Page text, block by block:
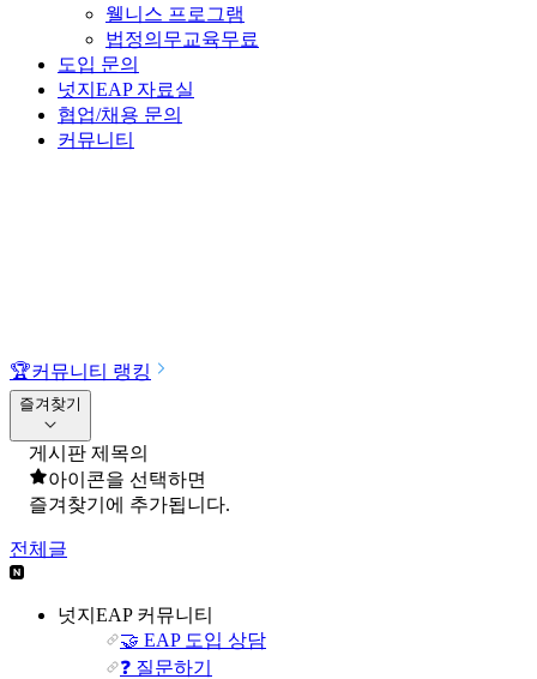
웰니스 프로그램
법정의무교육무료
도입 문의
넛지EAP 자료실
협업/채용 문의
커뮤니티
🏆커뮤니티 랭킹
즐겨찾기
게시판 제목의
아이콘을 선택하면
즐겨찾기에 추가됩니다.
전체글
넛지EAP 커뮤니티
🤝 EAP 도입 상담
❓ 질문하기